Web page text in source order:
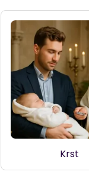
Krst